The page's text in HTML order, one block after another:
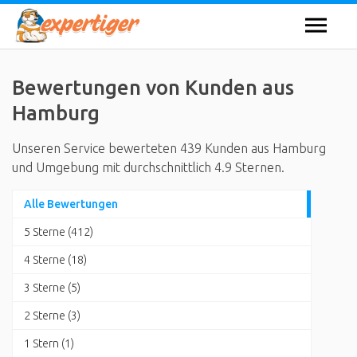
Bewertungen von Kunden aus
Hamburg
Unseren Service bewerteten 439 Kunden aus Hamburg
und Umgebung mit durchschnittlich 4.9 Sternen.
Alle Bewertungen
5 Sterne (412)
4 Sterne (18)
3 Sterne (5)
2 Sterne (3)
1 Stern (1)